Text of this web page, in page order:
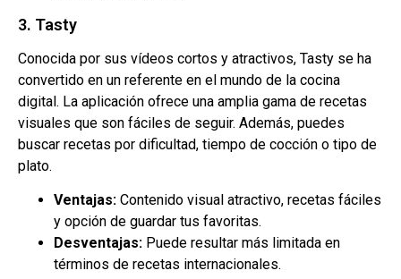
3. Tasty
Conocida por sus vídeos cortos y atractivos, Tasty se ha
convertido en un referente en el mundo de la cocina
digital. La aplicación ofrece una amplia gama de recetas
visuales que son fáciles de seguir. Además, puedes
buscar recetas por dificultad, tiempo de cocción o tipo de
plato.
Ventajas: Contenido visual atractivo, recetas fáciles
y opción de guardar tus favoritas.
Desventajas: Puede resultar más limitada en
términos de recetas internacionales.